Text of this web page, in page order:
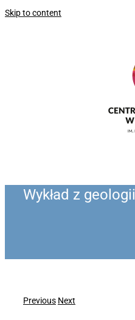
Skip to content
Wykład z geologii
Previous Next